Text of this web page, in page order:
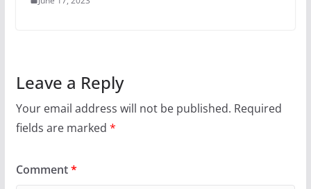
Leave a Reply
Your email address will not be published. Required
fields are marked *
Comment*